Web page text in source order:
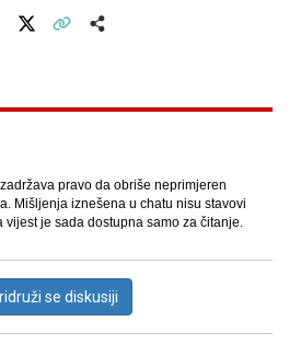
pravo da obriše neprimjeren
Mišljenja iznešena u chatu nisu stavovi
je sada dostupna samo za čitanje.
se diskusiji